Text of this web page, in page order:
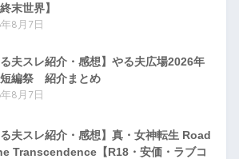
末世界】
8月7日
る夫スレ紹介・感想】やる夫広場2026年
編祭 紹介まとめ
8月7日
る夫スレ紹介・感想】真・女神転生 Road
Transcendence【R18・安価・ラブコ